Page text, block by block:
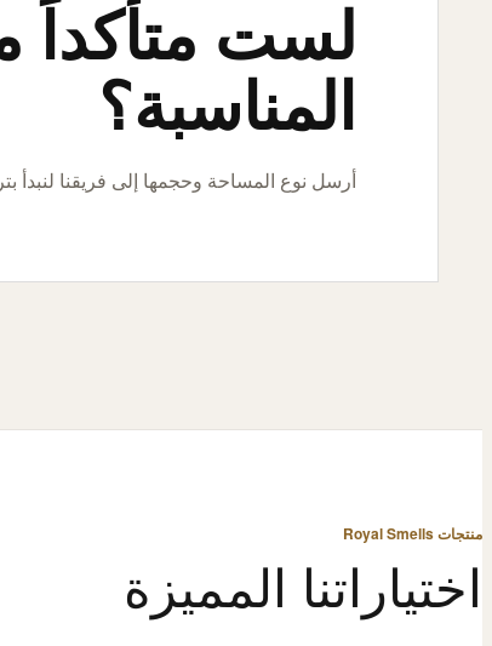
لست متأكداً
المناسبة؟
أرسل نوع المساحة وحجمها إلى فريقنا لنبدأ
منتجات Royal Smells
اختياراتنا المميزة